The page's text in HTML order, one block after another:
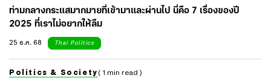
ท่ามกลางกระแสมากมายที่เข้ามาและผ่านไป นี่คือ 7 เรื่องของปี
2025 ที่เราไม่อยากให้ลืม
25 ธ.ค. 68
Thai Politics
Politics & Society ( 1 min read )